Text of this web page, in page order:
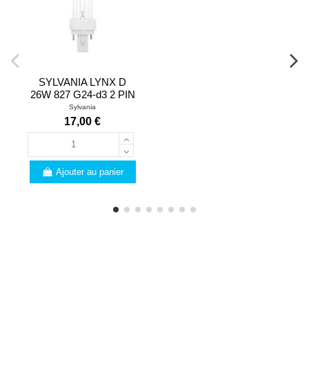
SYLVANIA LYNX D
26W 827 G24-d3 2 PIN
Sylvania
17,00 €
Ajouter au panier